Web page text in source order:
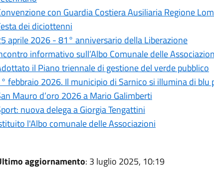
con Guardia Costiera Ausiliaria Regione
dei diciottenni
aprile 2026 - 81° anniversario della Liberazione
informativo sull’Albo Comunale delle
il Piano triennale di gestione del verde pubblico
febbraio 2026. Il municipio di Sarnico si illumina di blu
Mauro d’oro 2026 a Mario Galimberti
nuova delega a Giorgia Tengattini
l'Albo comunale delle Associazioni
aggiornamento: 3 luglio 2025, 10:19